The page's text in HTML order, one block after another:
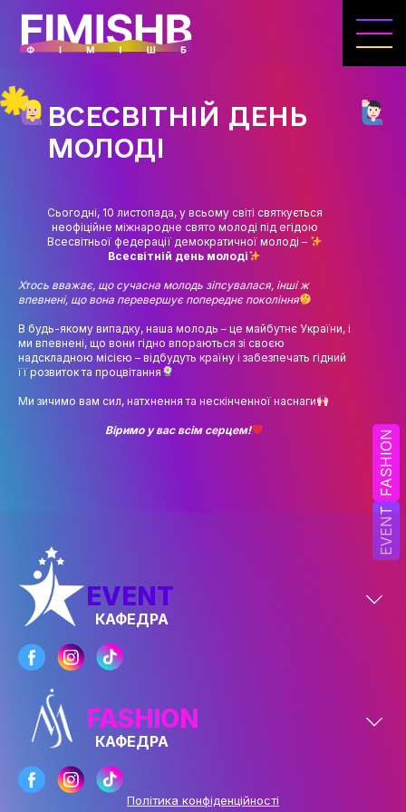
EVENT
FASHION
ГОЛОВНА
ІНДУСТРІЇ ДОЗВІЛЛЯ
МЕТА, ЗАВДАННЯ ТА ІСТОРІЯ КАФЕДРИ
ОСВІТНІ ПРОГРАМИ
СИЛАБУСИ
НАУКА
НАПРЯМИ ДОСЛІДЖЕНЬ
ЯКІСТЬ ОСВІТИ
АКАДЕМІЧНА ДОБРОЧЕСНІСТЬ
АКАДЕМІЧНА МОБІЛЬНІСТЬ
СПІВПРАЦЯ
КАФЕДРА ФЕШН ТА ШОУ-БІЗНЕСУ
МЕТА, ЗАВДАННЯ ТА ІСТОРІЯ КАФЕДРИ
ВИКЛАДАЦЬКИЙ СКЛАД
ВСЕСВІТНІЙ ДЕНЬ
МОЛОДІ
Сьогодні, 10 листопада, у всьому світі святкується
неофіційне міжнародне свято молоді під егідою
Всесвітньої федерації демократичної молоді –
Всесвітній день молоді
Хтось вважає, що сучасна молодь зіпсувалася, інші ж
впевнені, що вона перевершує попереднє покоління
В будь-якому випадку, наша молодь – це майбутнє України, і
ми впевнені, що вони гідно впораються зі своєю
надскладною місією – відбудуть країну і забезпечать гідний
її розвиток та процвітання
Ми зичимо вам сил, натхнення та нескінченної наснаги
Віримо у вас всім серцем!
EVENT
КАФЕДРА
FASHION
КАФЕДРА
Політика конфіденційності